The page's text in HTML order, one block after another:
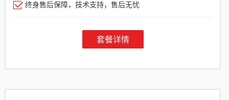
终身售后保障，技术支持，售后无忧
套餐详情